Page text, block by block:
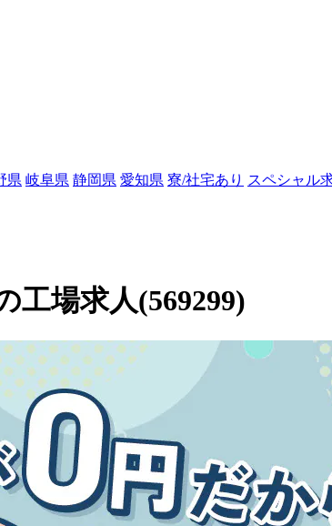
県 岐阜県 静岡県 愛知県 寮/社宅あり スペシャル
工場求人(569299)